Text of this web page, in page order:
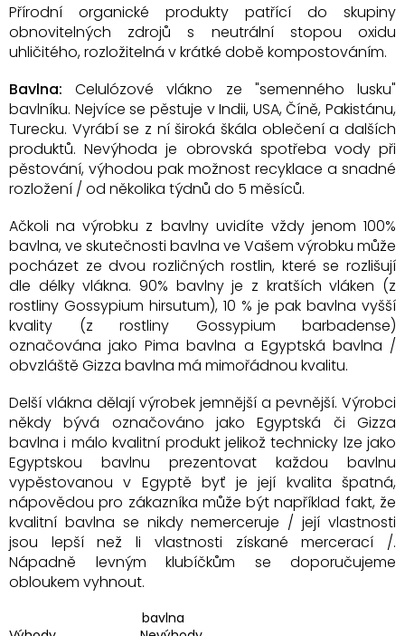
Přírodní organické produkty patřící do skupiny
obnovitelných zdrojů s neutrální stopou oxidu
uhličitého, rozložitelná v krátké době kompostováním.
Bavlna: Celulózové vlákno ze "semenného lusku"
bavlníku. Nejvíce se pěstuje v Indii, USA, Číně, Pakistánu,
Turecku. Vyrábí se z ní široká škála oblečení a dalších
produktů. Nevýhoda je obrovská spotřeba vody při
pěstování, výhodou pak možnost recyklace a snadné
rozložení / od několika týdnů do 5 měsíců.
Ačkoli na výrobku z bavlny uvidíte vždy jenom 100%
bavlna, ve skutečnosti bavlna ve Vašem výrobku může
pocházet ze dvou rozličných rostlin, které se rozlišují
dle délky vlákna. 90% bavlny je z kratších vláken (z
rostliny Gossypium hirsutum), 10 % je pak bavlna vyšší
kvality (z rostliny Gossypium barbadense)
označována jako Pima bavlna a Egyptská bavlna /
obvzláště Gizza bavlna má mimořádnou kvalitu.
Delší vlákna dělají výrobek jemnější a pevnější. Výrobci
někdy bývá označováno jako Egyptská či Gizza
bavlna i málo kvalitní produkt jelikož technicky lze jako
Egyptskou bavlnu prezentovat každou bavlnu
vypěstovanou v Egyptě byť je její kvalita špatná,
nápovědou pro zákazníka může být například fakt, že
kvalitní bavlna se nikdy nemerceruje / její vlastnosti
jsou lepší než li vlastnosti získané mercerací /.
Nápadně levným klubíčkům se doporučujeme
obloukem vyhnout.
bavlna